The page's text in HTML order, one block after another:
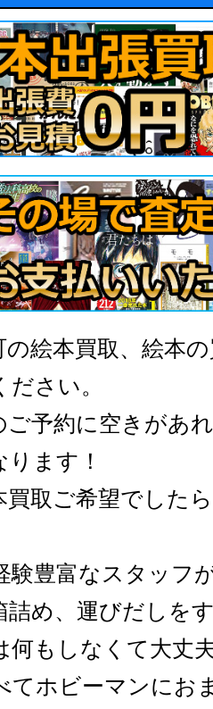
の絵本買取、絵本
さい。
ご予約に空きがあ
ます！
買取ご希望でした
験豊富なスタッフ
詰め、運びだしを
何もしなくて大丈
てホビーマンにお